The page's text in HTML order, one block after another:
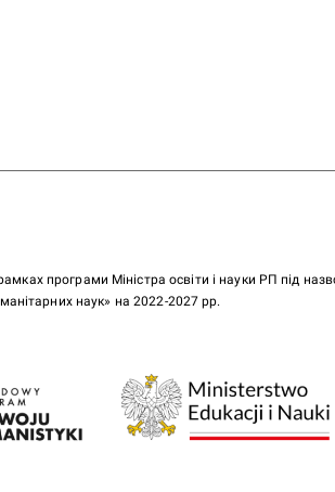
програми Міністра освіти і науки РП під
наук» на 2022-2027 рр.